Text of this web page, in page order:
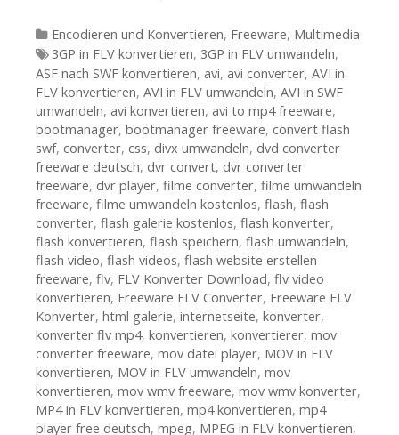
Kategorien
Encodieren und Konvertieren, Freeware, Multimedia
Tags
3GP in FLV konvertieren, 3GP in FLV umwandeln,
ASF nach SWF konvertieren, avi, avi converter, AVI in
FLV konvertieren, AVI in FLV umwandeln, AVI in SWF
umwandeln, avi konvertieren, avi to mp4 freeware,
bootmanager, bootmanager freeware, convert flash
swf, converter, css, divx umwandeln, dvd converter
freeware deutsch, dvr convert, dvr converter
freeware, dvr player, filme converter, filme umwandeln
freeware, filme umwandeln kostenlos, flash, flash
converter, flash galerie kostenlos, flash konverter,
flash konvertieren, flash speichern, flash umwandeln,
flash video, flash videos, flash website erstellen
freeware, flv, FLV Konverter Download, flv video
konvertieren, Freeware FLV Converter, Freeware FLV
Konverter, html galerie, internetseite, konverter,
konverter flv mp4, konvertieren, konvertierer, mov
converter freeware, mov datei player, MOV in FLV
konvertieren, MOV in FLV umwandeln, mov
konvertieren, mov wmv freeware, mov wmv konverter,
MP4 in FLV konvertieren, mp4 konvertieren, mp4
player free deutsch, mpeg, MPEG in FLV konvertieren,